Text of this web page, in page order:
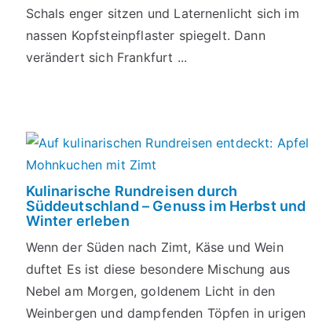
Schals enger sitzen und Laternenlicht sich im
nassen Kopfsteinpflaster spiegelt. Dann
verändert sich Frankfurt ...
Kulinarische Rundreisen durch
Süddeutschland – Genuss im Herbst und
Winter erleben
Wenn der Süden nach Zimt, Käse und Wein
duftet Es ist diese besondere Mischung aus
Nebel am Morgen, goldenem Licht in den
Weinbergen und dampfenden Töpfen in urigen